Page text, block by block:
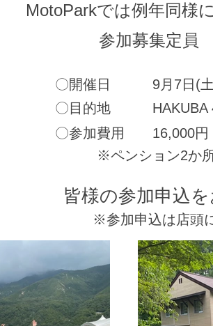
MotoParkでは例年同様
参加募集定
〇開催日 9月7日(土
地 HAKUBA
用 16,000円 税込 ※宿
ション2か所
皆様の参加申込
※参加申込は店頭